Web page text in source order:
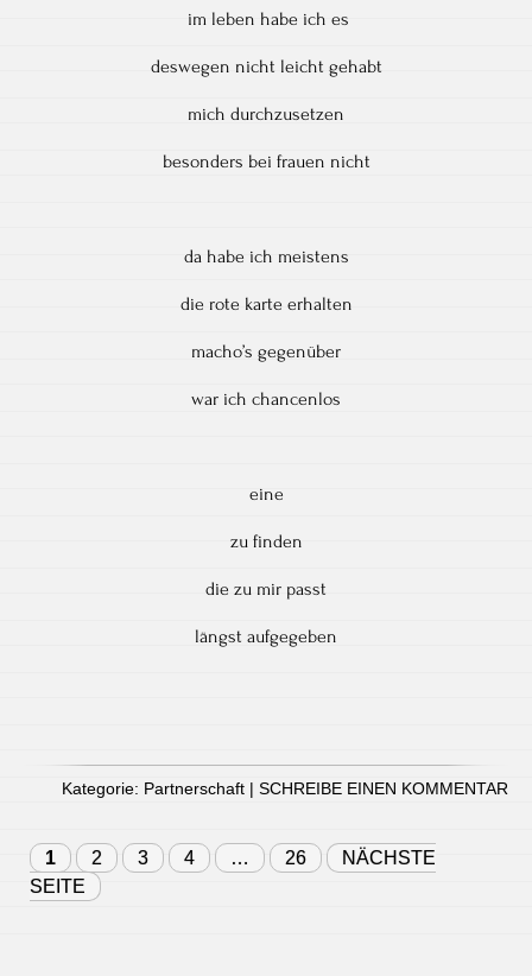
im leben habe ich es
deswegen nicht leicht gehabt
mich durchzusetzen
besonders bei frauen nicht
da habe ich meistens
die rote karte erhalten
macho’s gegenüber
war ich chancenlos
eine
zu finden
die zu mir passt
längst aufgegeben
Kategorie: Partnerschaft | SCHREIBE EINEN KOMMENTAR
1 2 3 4 … 26
NÄCHSTE
SEITE